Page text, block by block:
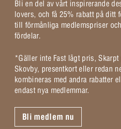
Bli en del av vårt inspirerande
lovers, och få 25% rabatt på ditt
till förmånliga medlemspriser
fördelar.
*Gäller inte Fast lågt pris,
Skovby, presentkort eller redan
kombineras med andra rabatter
endast nya medlemmar.
Bli medlem nu